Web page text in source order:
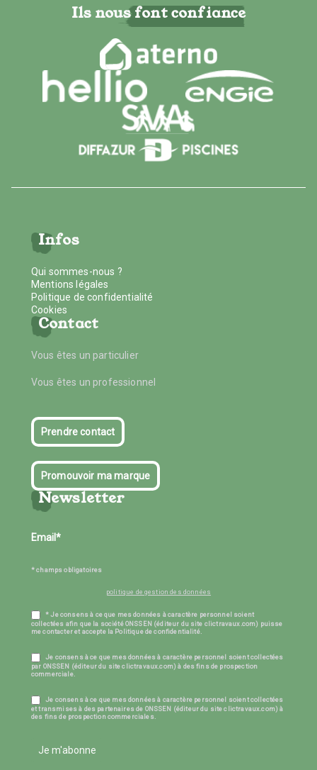
Ils nous font confiance
Infos
Qui sommes-nous ?
Mentions légales
Politique de confidentialité
Cookies
Contact
Vous êtes un particulier
Vous êtes un professionnel
Prendre contact
Promouvoir ma marque
Newsletter
* champs obligatoires
politique de gestion des données
* Je consens à ce que mes données à caractère personnel soient
collectées afin que la société ONSSEN (éditeur du site clictravaux.com) puisse
me contacter et accepte la Politique de confidentialité.
Je consens à ce que mes données à caractère personnel soient collectées
par ONSSEN (éditeur du site clictravaux.com) à des fins de prospection
commerciale.
Je consens à ce que mes données à caractère personnel soient collectées
et transmises à des partenaires de ONSSEN (éditeur du site clictravaux.com) à
des fins de prospection commerciales.
Je m'abonne